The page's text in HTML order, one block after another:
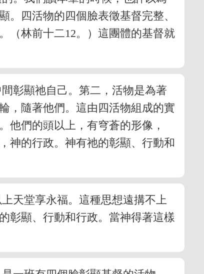
四活物的四個臉表徵基督完整、
（林前十二12。）這團體的基督就
彰顯祂自己。第二，活物是為著
，隨著他們。這由四活物組成的實
他們的頭以上，有穹蒼的形像，
神的行政。神有祂的彰顯、行動和
天堂享永福。這種思想遠搆不上
彰顯、行動和行政。當神得著這樣